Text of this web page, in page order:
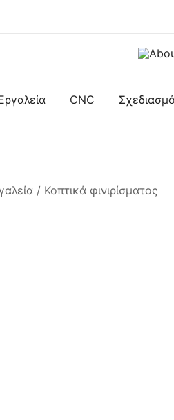
προϊόντα που
μηχατρονικής, δηλαδή
CNC
/ Κοπτικά φινιρίσματος